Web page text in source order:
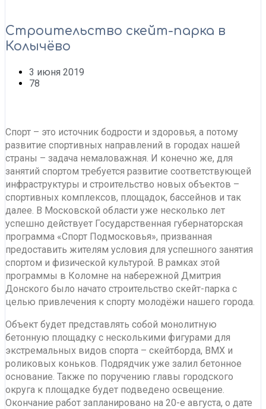
Строительство скейт-парка в
Колычёво
3 июня 2019
78
Спорт – это источник бодрости и здоровья, а потому
развитие спортивных направлений в городах нашей
страны – задача немаловажная. И конечно же, для
занятий спортом требуется развитие соответствующей
инфраструктуры и строительство новых объектов –
спортивных комплексов, площадок, бассейнов и так
далее. В Московской области уже несколько лет
успешно действует Государственная губернаторская
программа «Спорт Подмосковья», призванная
предоставить жителям условия для успешного занятия
спортом и физической культурой. В рамках этой
программы в Коломне на набережной Дмитрия
Донского было начато строительство скейт-парка с
целью привлечения к спорту молодёжи нашего города.
Объект будет представлять собой монолитную
бетонную площадку с несколькими фигурами для
экстремальных видов спорта – скейтборда, BMX и
роликовых коньков. Подрядчик уже залил бетонное
основание. Также по поручению главы городского
округа к площадке будет подведено освещение.
Окончание работ запланировано на 20-е августа, о дате